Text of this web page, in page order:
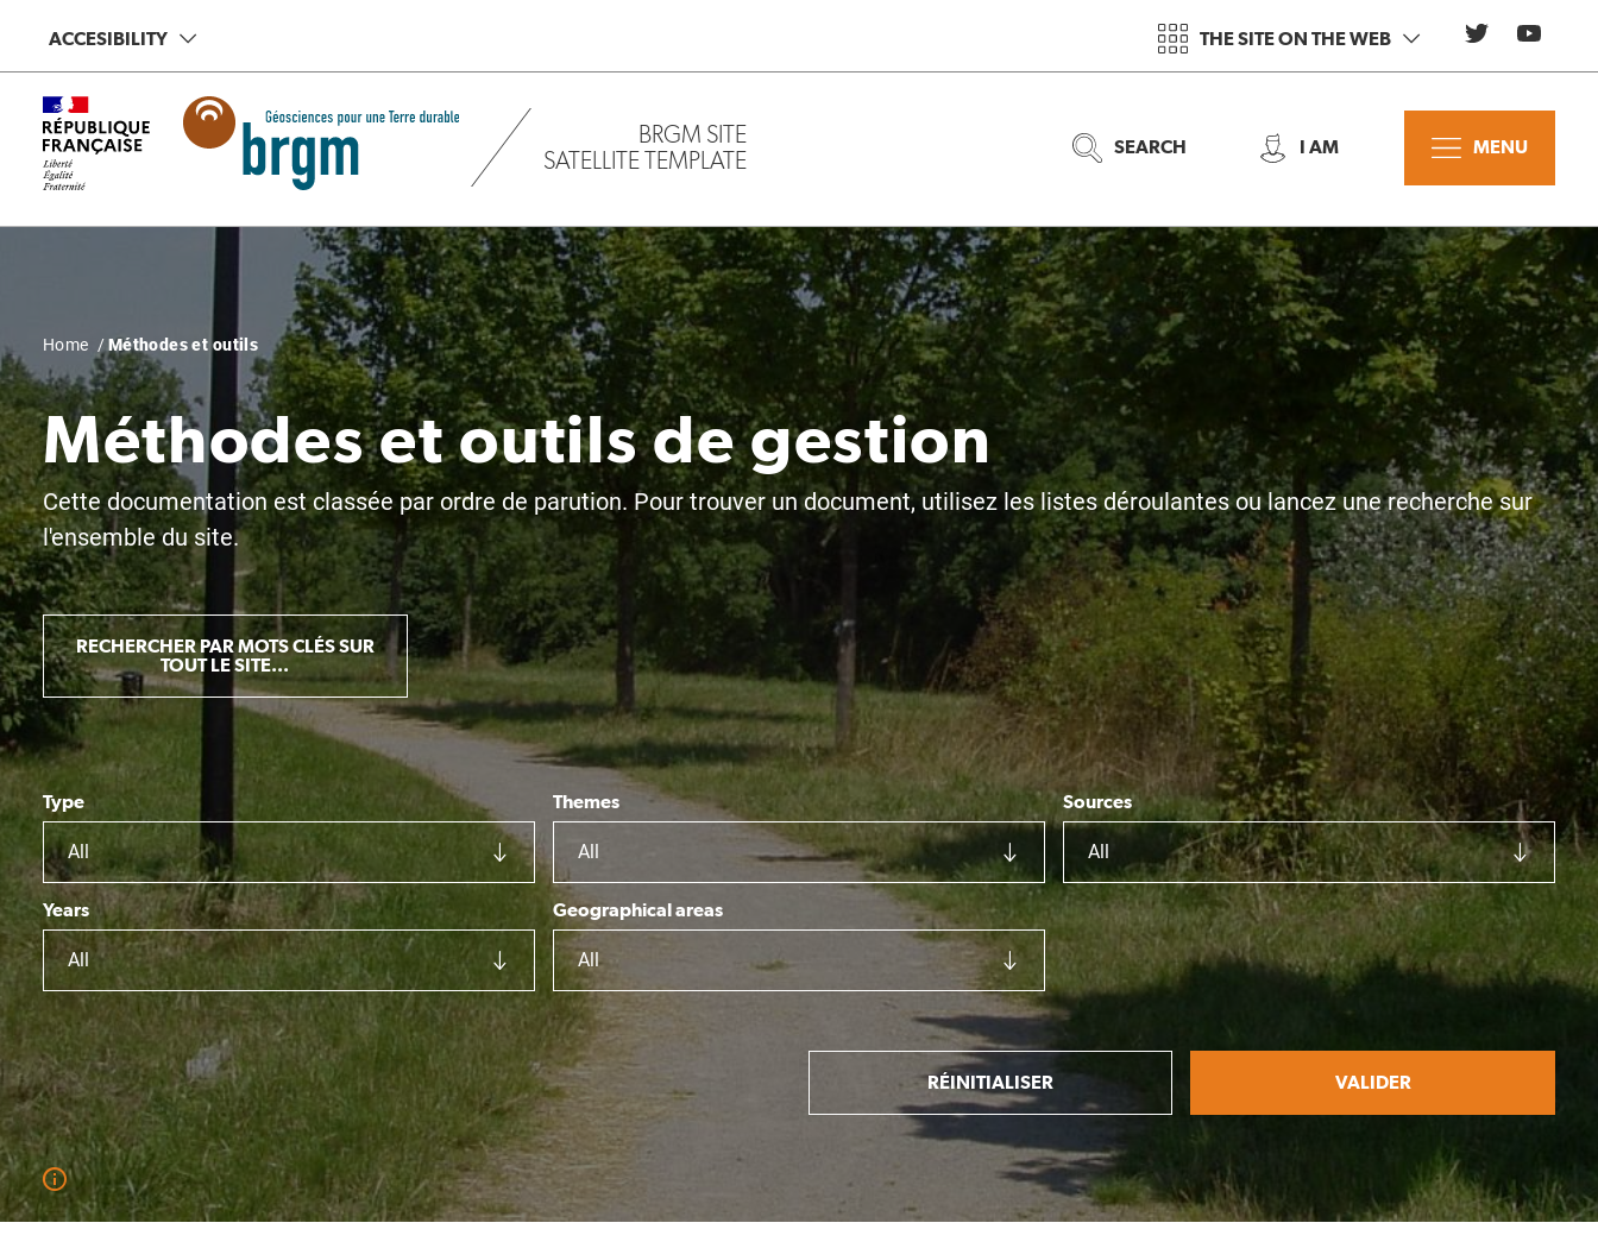
main
content
ACCESIBILITY THE SITE ON THE WEB
BRGM SITE
SATELLITE TEMPLATE
SEARCH I AM MENU
Breadcrumb
Home Méthodes et outils
Méthodes et outils de gestion
Cette documentation est classée par ordre de parution. Pour trouver un document, utilisez les listes déroulantes ou lancez une recherche sur
l'ensemble du site.
RECHERCHER PAR MOTS CLÉS SUR
TOUT LE SITE...
Type
All
Themes
All
Sources
All
Years
All
Geographical areas
All
RÉINITIALISER VALIDER